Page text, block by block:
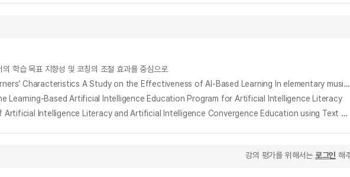
학습 목표 지향성 및 코칭의 조절 효과를 중심으로
학습자 특성에 따른 초등 음악 교육에서 인공지능 기반 학습의 효과 : 미래 역량과 AI 리터러시를 중심으로 = According to Learners’ Characteristics A Study on the Effectiveness of AI-Based Learning In elementary music education: Focusing on future Competence, AI Literacy
Learning-Based Artificial Intelligence Education Program for Artificial Intelligence Literacy
텍스트 마이닝 분석기법을 활용한 인공지능 리터러시, 인공지능 융합 교육에 관한 인식 연구 = A Study on the Perception of Artificial Intelligence Literacy and Artificial Intelligence Convergence Education using Text Mining Analysis Techniques
강의 평가를 위해서는 로그인 해